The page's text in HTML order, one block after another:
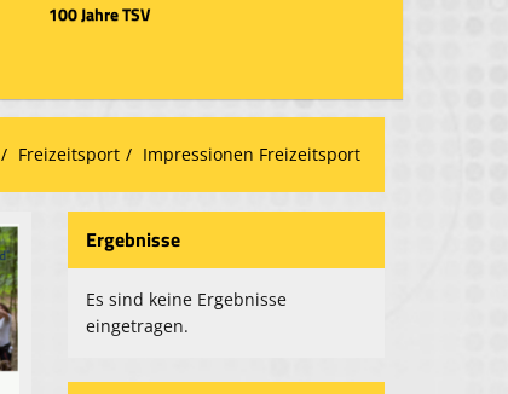
100 Jahre TSV
Freizeitsport Impressionen Freizeitsport
Ergebnisse
Es sind keine Ergebnisse
eingetragen.